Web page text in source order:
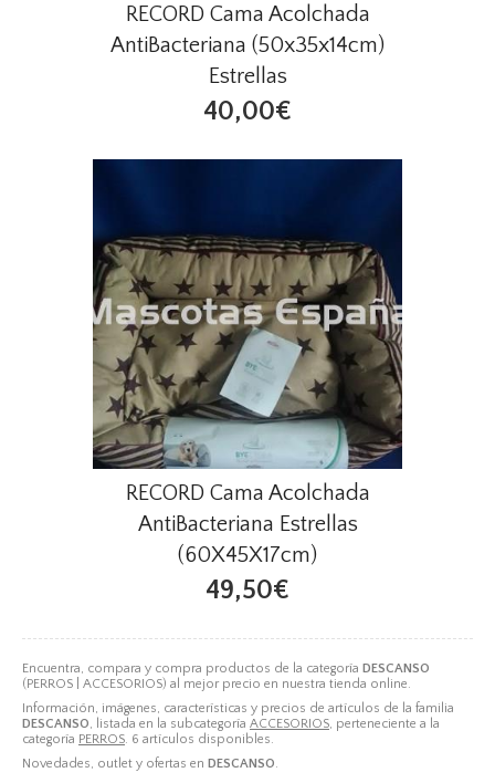
Encuentra, compara y compra productos de la categoría DESCANSO
(PERROS | ACCESORIOS) al mejor precio en nuestra tienda online.
Información, imágenes, características y precios de artículos de la familia
DESCANSO, listada en la subcategoría ACCESORIOS, perteneciente a la
categoría PERROS. 6 artículos disponibles.
Novedades, outlet y ofertas en DESCANSO.
RECORD Cama Acolchada
AntiBacteriana (50x35x14cm)
Estrellas
40,00€
RECORD Cama Acolchada
AntiBacteriana Estrellas
(60X45X17cm)
49,50€